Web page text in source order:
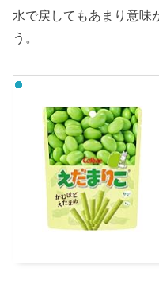
水で戻してもあまり意味
う。